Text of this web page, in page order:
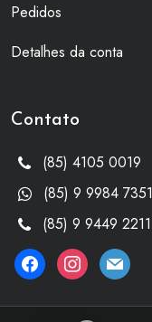
Pedidos
Detalhes da conta
Contato
(85) 4105 0019
(85) 9 9984 7351
(85) 9 9449 2211
facebookinstagram
mail